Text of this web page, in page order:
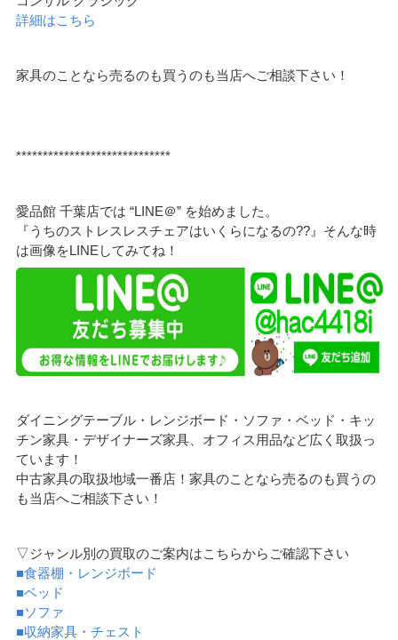
詳細はこちら
家具のことなら売るのも買うのも当店へご相談下さい！
*****************************
愛品館 千葉店では “LINE＠” を始めました。
『うちのストレスレスチェアはいくらになるの??』そんな時
は画像をLINEしてみてね！
ダイニングテーブル・レンジボード・ソファ・ベッド・キッ
チン家具・デザイナーズ家具、オフィス用品など広く取扱っ
ています！
中古家具の取扱地域一番店！家具のことなら売るのも買うの
も当店へご相談下さい！
▽ジャンル別の買取のご案内はこちらからご確認下さい
■食器棚・レンジボード
■ベッド
■ソファ
■収納家具・チェスト